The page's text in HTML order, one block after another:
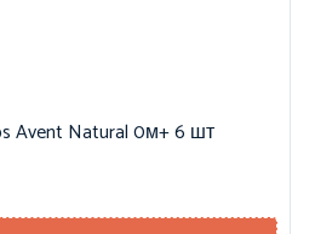
Avent Natural 0м+ 6 шт